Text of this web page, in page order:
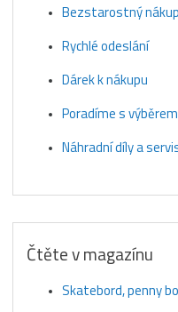
Bezstarostný nákup
Rychlé odeslání
Dárek k nákupu
Poradíme s výběrem
Náhradní díly a
Čtěte v magazínu
Skatebord, penny